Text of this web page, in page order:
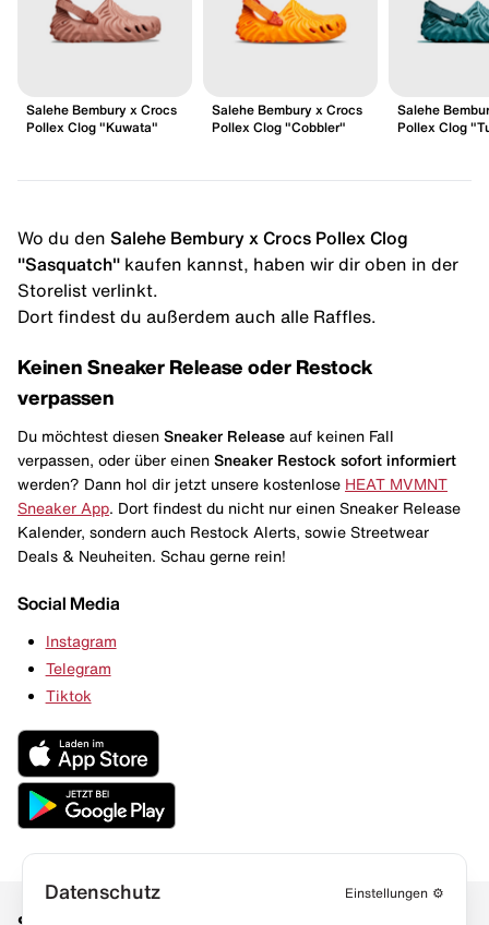
Salehe Bembury x Crocs
Pollex Clog "Kuwata"
Salehe Bembury x Crocs
Pollex Clog "Cobbler"
Salehe
Pollex Clog
Wo du den Salehe Bembury x Crocs Pollex Clog
"Sasquatch" kaufen kannst, haben wir dir oben in der
Storelist verlinkt.
Dort findest du außerdem auch alle Raffles.
Keinen Sneaker Release oder Restock
verpassen
Du möchtest diesen Sneaker Release auf keinen Fall
verpassen, oder über einen Sneaker Restock sofort informiert
werden? Dann hol dir jetzt unsere kostenlose HEAT MVMNT
Sneaker App . Dort findest du nicht nur einen Sneaker Release
Kalender, sondern auch Restock Alerts, sowie Streetwear
Deals & Neuheiten. Schau gerne rein!
Social Media
Instagram
Telegram
Tiktok
Datenschutz Einstellungen ⚙️